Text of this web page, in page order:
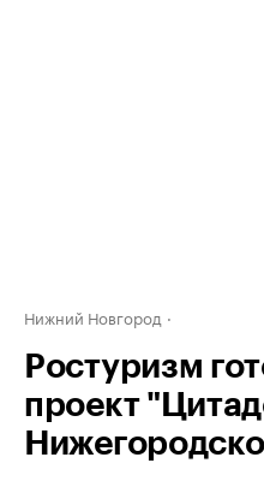
Нижний Новгород
Ростуризм
проект